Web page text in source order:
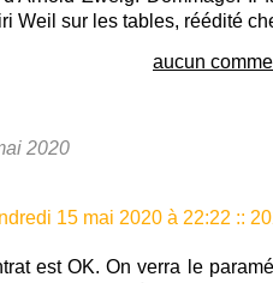
Weil sur les tables, réédité
aucun
2020
15 mai 2020 à 22:22 ::
est OK. On verra le